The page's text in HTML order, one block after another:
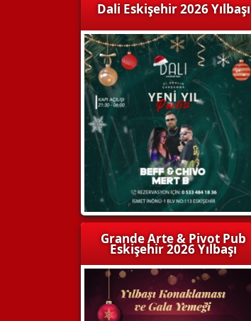
Dali Eskişehir 2026 Yılbaşı
Grande Arte & Pivot Pub
Eskişehir 2026 Yılbaşı